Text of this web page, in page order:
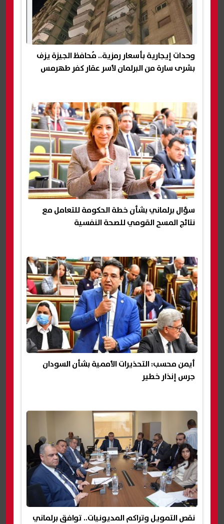
وحدات إيجارية بأسعار رمزية.. مُحافظ الجيزة يزف
بشرى سارة من البرلمان لأسر عقار كفر طهرمس
سؤال برلماني بشأن خطة الحكومة للتعامل مع
نتائج المسح القومي للصحة النفسية
أيمن محسب: التحذيرات الأممية بشأن السودان
جرس إنذار خطير
نقص التمويل وتراكم المديونيات.. توافق برلماني